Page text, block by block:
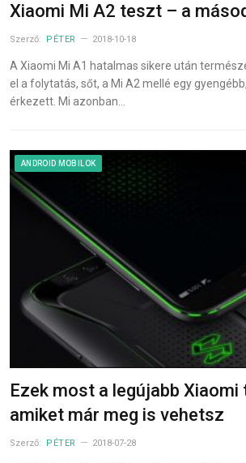
Xiaomi Mi A2 teszt – a
Szerző: PÉTER 2018-10-18
A Xiaomi Mi A1 hatalmas sikere után
el a folytatás, sőt, a Mi A2 mellé egy
érkezett. Mi azonban…
ANDROID MOBILOK
Ezek most a legújabb
amiket már meg is vehetsz
Szerző: PÉTER 2018-07-28